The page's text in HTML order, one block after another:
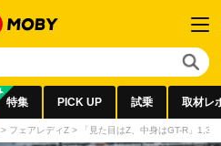
特集 PICK UP 試乗 取材レ
> フェアレディZ > 「見た目はZ、中身はGT-R」